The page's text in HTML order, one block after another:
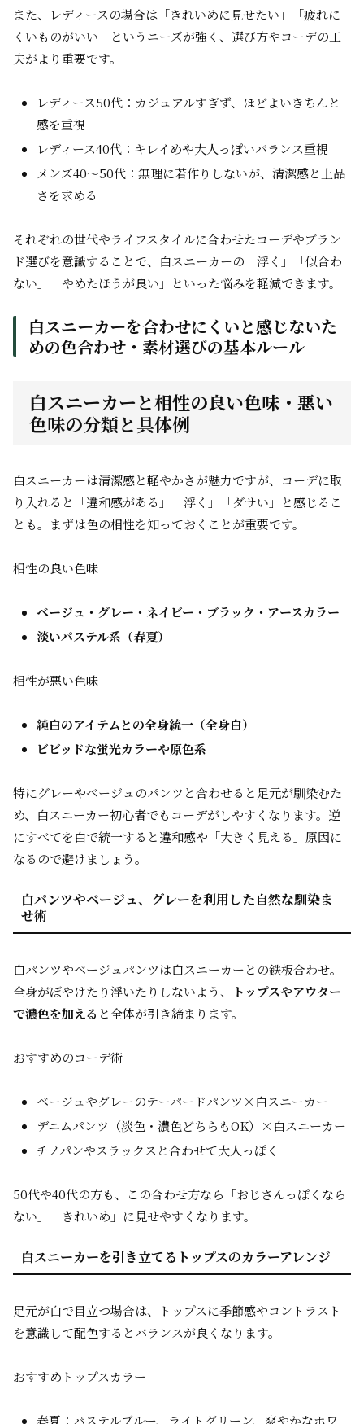
また、レディースの場合は「きれいめに見せたい」「疲れに
くいものがいい」というニーズが強く、選び方やコーデの工
夫がより重要です。
レディース50代：カジュアルすぎず、ほどよいきちんと
感を重視
レディース40代：キレイめや大人っぽいバランス重視
メンズ40〜50代：無理に若作りしないが、清潔感と上品
さを求める
それぞれの世代やライフスタイルに合わせたコーデやブラン
ド選びを意識することで、白スニーカーの「浮く」「似合わ
ない」「やめたほうが良い」といった悩みを軽減できます。
白スニーカーを合わせにくいと感じないた
めの色合わせ・素材選びの基本ルール
白スニーカーと相性の良い色味・悪い
色味の分類と具体例
白スニーカーは清潔感と軽やかさが魅力ですが、コーデに取
り入れると「違和感がある」「浮く」「ダサい」と感じるこ
とも。まずは色の相性を知っておくことが重要です。
相性の良い色味
ベージュ・グレー・ネイビー・ブラック・アースカラー
淡いパステル系（春夏）
相性が悪い色味
純白のアイテムとの全身統一（全身白）
ビビッドな蛍光カラーや原色系
特にグレーやベージュのパンツと合わせると足元が馴染むた
め、白スニーカー初心者でもコーデがしやすくなります。逆
にすべてを白で統一すると違和感や「大きく見える」原因に
なるので避けましょう。
白パンツやベージュ、グレーを利用した自然な馴染ま
せ術
白パンツやベージュパンツは白スニーカーとの鉄板合わせ。
全身がぼやけたり浮いたりしないよう、
トップスやアウター
で濃色を加える と全体が引き締まります。
おすすめのコーデ術
ベージュやグレーのテーパードパンツ×白スニーカー
デニムパンツ（淡色・濃色どちらもOK）×白スニーカー
チノパンやスラックスと合わせて大人っぽく
50代や40代の方も、この合わせ方なら「おじさんっぽくなら
ない」「きれいめ」に見せやすくなります。
白スニーカーを引き立てるトップスのカラーアレンジ
足元が白で目立つ場合は、トップスに季節感やコントラスト
を意識して配色するとバランスが良くなります。
おすすめトップスカラー
春夏：パステルブルー、ライトグリーン、爽やかなホワ